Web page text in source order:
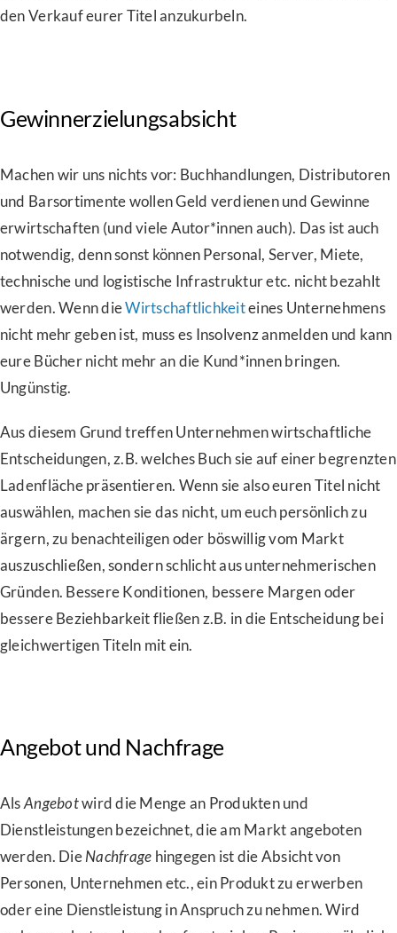
den Verkauf eurer Titel anzukurbeln.
Gewinnerzielungsabsicht
Machen wir uns nichts vor: Buchhandlungen, Distributoren
und Barsortimente wollen Geld verdienen und Gewinne
erwirtschaften (und viele Autor*innen auch). Das ist auch
notwendig, denn sonst können Personal, Server, Miete,
technische und logistische Infrastruktur etc. nicht bezahlt
werden. Wenn dieWirtschaftlichkeiteines Unternehmens
nicht mehr geben ist, muss es Insolvenz anmelden und kann
eure Bücher nicht mehr an die Kund*innen bringen.
Ungünstig.
Aus diesem Grund treffen Unternehmen wirtschaftliche
Entscheidungen, z.B. welches Buch sie auf einer begrenzten
Ladenfläche präsentieren. Wenn sie also euren Titel nicht
auswählen, machen sie das nicht, um euch persönlich zu
ärgern, zu benachteiligen oder böswillig vom Markt
auszuschließen, sondern schlicht aus unternehmerischen
Gründen. Bessere Konditionen, bessere Margen oder
bessere Beziehbarkeit fließen z.B. in die Entscheidung bei
gleichwertigen Titeln mit ein.
Angebot und Nachfrage
AlsAngebotwird die Menge an Produkten und
Dienstleistungen bezeichnet, die am Markt angeboten
werden. DieNachfrage hingegen ist die Absicht von
Personen, Unternehmen etc., ein Produkt zu erwerben
oder eine Dienstleistung in Anspruch zu nehmen. Wird